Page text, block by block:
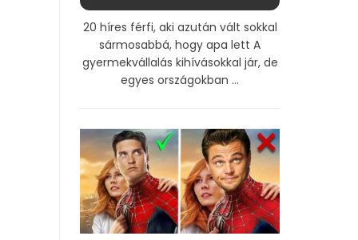
20 híres férfi, aki azután vált sokkal
sármosabbá, hogy apa lett A
gyermekvállalás kihívásokkal jár, de
egyes országokban ...